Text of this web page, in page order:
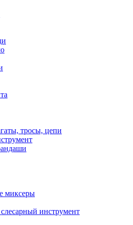
тросы, цепи
миксеры
инструмент